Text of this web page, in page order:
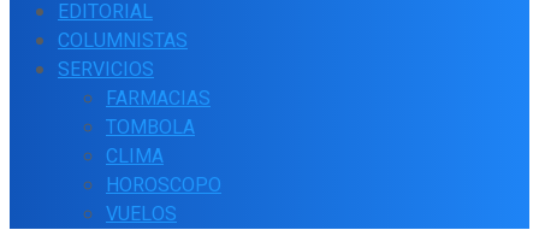
EDITORIAL
COLUMNISTAS
SERVICIOS
FARMACIAS
TOMBOLA
CLIMA
HOROSCOPO
VUELOS